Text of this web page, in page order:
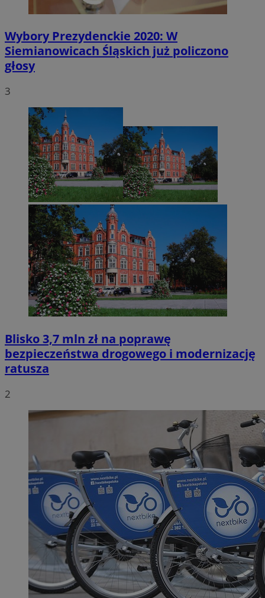
Wybory Prezydenckie 2020: W
Siemianowicach Śląskich już policzono
głosy
3
Blisko 3,7 mln zł na poprawę
bezpieczeństwa drogowego i modernizację
ratusza
2